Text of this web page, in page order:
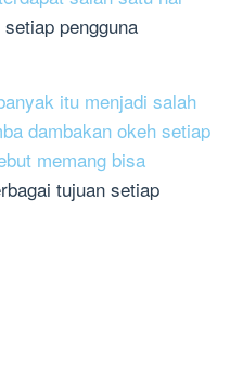
pengguna
itu menjadi salah
dambakan okeh setiap
memang bisa
tujuan setiap